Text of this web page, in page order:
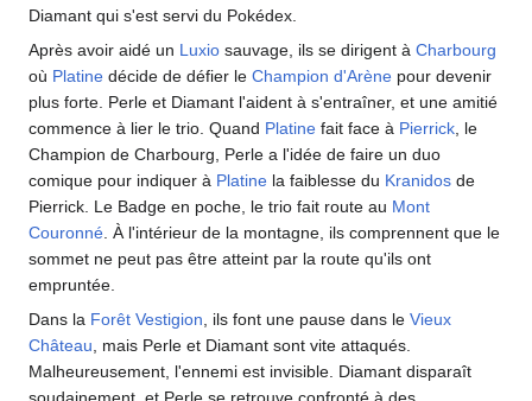
Diamant qui s'est servi du Pokédex.
Après avoir aidé un Luxio sauvage, ils se dirigent à Charbourg
où Platine décide de défier le Champion d'Arène pour devenir
plus forte. Perle et Diamant l'aident à s'entraîner, et une amitié
commence à lier le trio. Quand Platine fait face à Pierrick , le
Champion de Charbourg, Perle a l'idée de faire un duo
comique pour indiquer à Platine la faiblesse du Kranidos de
Pierrick. Le Badge en poche, le trio fait route au Mont
Couronné . À l'intérieur de la montagne, ils comprennent que le
sommet ne peut pas être atteint par la route qu'ils ont
empruntée.
Dans la Forêt Vestigion , ils font une pause dans le Vieux
Château , mais Perle et Diamant sont vite attaqués.
Malheureusement, l'ennemi est invisible. Diamant disparaît